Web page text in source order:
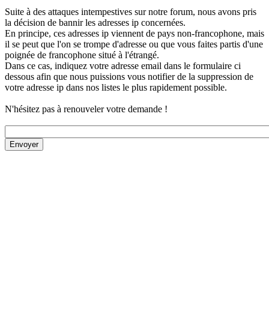
Suite à des attaques intempestives sur notre forum, nous avons pris
la décision de bannir les adresses ip concernées.
En principe, ces adresses ip viennent de pays non-francophone, mais
il se peut que l'on se trompe d'adresse ou que vous faites partis d'une
poignée de francophone situé à l'étrangé.
Dans ce cas, indiquez votre adresse email dans le formulaire ci
dessous afin que nous puissions vous notifier de la suppression de
votre adresse ip dans nos listes le plus rapidement possible.
N'hésitez pas à renouveler votre demande !